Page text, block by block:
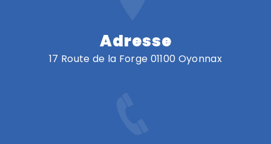
Adresse
17 Route de la Forge 01100 Oyonnax